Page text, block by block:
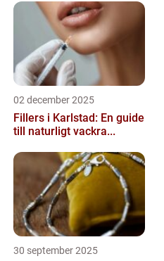
02 december 2025
Fillers i Karlstad: En guide
till naturligt vackra...
30 september 2025